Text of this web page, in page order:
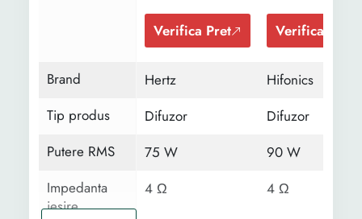
Verifica Pret Verifica Pret
Brand Hertz
Hifonics
Tip produs
Difuzor
Difuzor
Putere RMS
75 W
90 W
Impedanta
iesire
4 Ω 4 Ω